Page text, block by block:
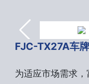
FJC-TX27A车
为适应市场需求